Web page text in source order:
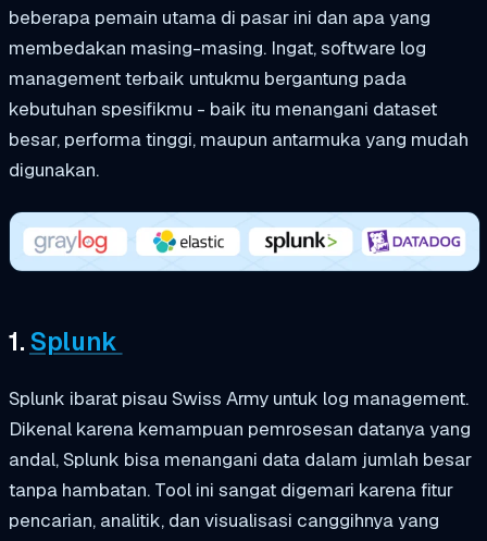
beberapa pemain utama di pasar ini dan apa yang
membedakan masing-masing. Ingat, software log
management terbaik untukmu bergantung pada
kebutuhan spesifikmu - baik itu menangani dataset
besar, performa tinggi, maupun antarmuka yang mudah
digunakan.
1. Splunk
Splunk ibarat pisau Swiss Army untuk log management.
Dikenal karena kemampuan pemrosesan datanya yang
andal, Splunk bisa menangani data dalam jumlah besar
tanpa hambatan. Tool ini sangat digemari karena fitur
pencarian, analitik, dan visualisasi canggihnya yang